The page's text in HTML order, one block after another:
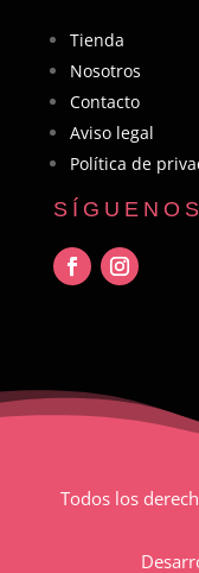
Tienda
Nosotros
Contacto
Aviso legal
Política de
SÍGUENOS
Todos los